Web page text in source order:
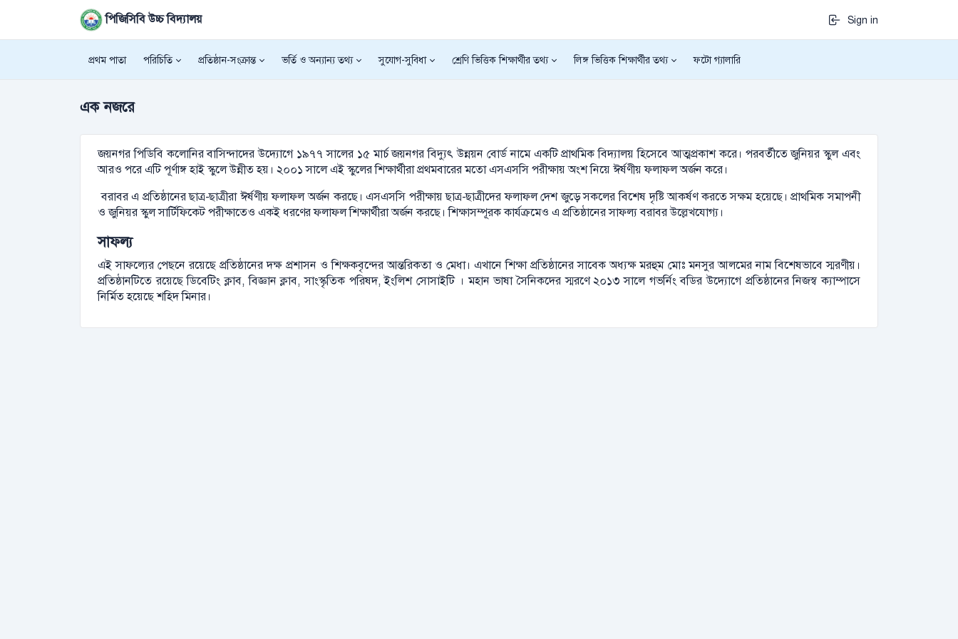
পিজিসিবি উচ্চ বিদ্যালয় Sign in
প্রথম পাতা পরিচিতি প্রতিষ্ঠান-সংক্রান্ত ভর্তি ও অন্যান্য তথ্য সুযোগ-সুবিধা শ্রেণি ভিত্তিক শিক্ষার্থীর তথ্য লিঙ্গ ভিত্তিক শিক্ষার্থীর তথ্য ফটো গ্যালারি
এক নজরে
জয়নগর পিডিবি কলোনির বাসিন্দাদের উদ্যোগে ১৯৭৭ সালের ১৫ মার্চ জয়নগর বিদ্যুৎ উন্নয়ন বোর্ড নামে একটি প্রাথমিক বিদ্যালয় হিসেবে আত্মপ্রকাশ করে। পরবর্তীতে জুনিয়র স্কুল এবং
আরও পরে এটি পূর্ণাঙ্গ হাই স্কুলে উন্নীত হয়। ২০০১ সালে এই স্কুলের শিক্ষার্থীরা প্রথমবারের মতো এসএসসি পরীক্ষায় অংশ নিয়ে ঈর্ষণীয় ফলাফল অর্জন করে।
বরাবর এ প্রতিষ্ঠানের ছাত্র-ছাত্রীরা ঈর্ষণীয় ফলাফল অর্জন করছে। এসএসসি পরীক্ষায় ছাত্র-ছাত্রীদের ফলাফল দেশ জুড়ে সকলের বিশেষ দৃষ্টি আকর্ষণ করতে সক্ষম হয়েছে। প্রাথমিক সমাপনী
ও জুনিয়র স্কুল সার্টিফিকেট পরীক্ষাতেও একই ধরণের ফলাফল শিক্ষার্থীরা অর্জন করছে। শিক্ষাসম্পূরক কার্যক্রমেও এ প্রতিষ্ঠানের সাফল্য বরাবর উল্লেখযোগ্য।
সাফল্য
এই সাফল্যের পেছনে রয়েছে প্রতিষ্ঠানের দক্ষ প্রশাসন ও শিক্ষকবৃন্দের আন্তরিকতা ও মেধা। এখানে শিক্ষা প্রতিষ্ঠানের সাবেক অধ্যক্ষ মরহুম মোঃ মনসুর আলমের নাম বিশেষভাবে স্মরণীয়।
প্রতিষ্ঠানটিতে রয়েছে ডিবেটিং ক্লাব, বিজ্ঞান ক্লাব, সাংস্কৃতিক পরিষদ, ইংলিশ সোসাইটি । মহান ভাষা সৈনিকদের স্মরণে ২০১৩ সালে গভর্নিং বডির উদ্যোগে প্রতিষ্ঠানের নিজস্ব ক্যাম্পাসে
নির্মিত হয়েছে শহিদ মিনার।